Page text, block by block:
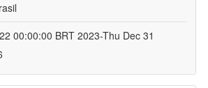
00:00:00 BRT 2023-Thu Dec 31